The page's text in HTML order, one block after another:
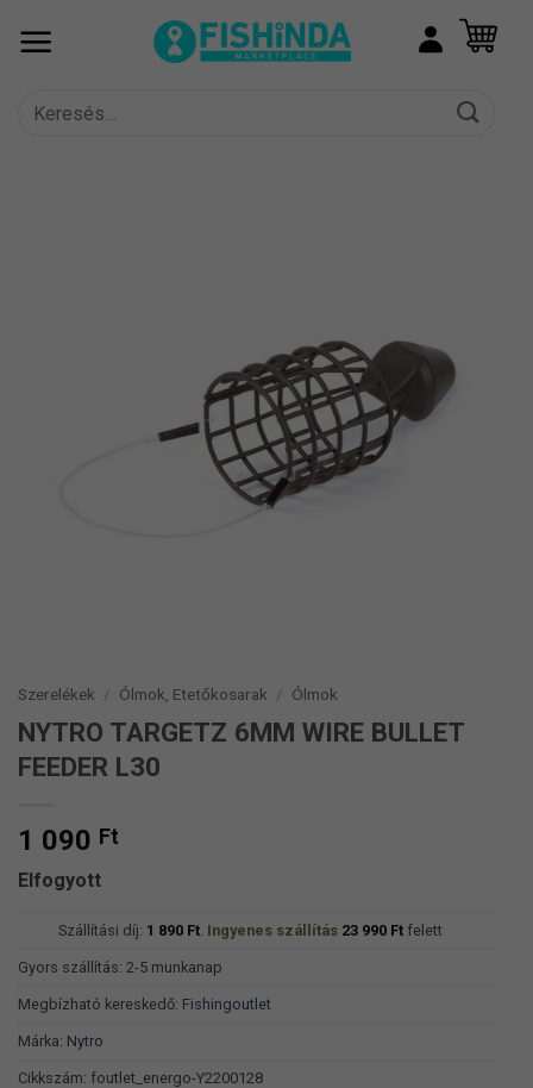
Keresés
Szerelékek / Ólmok, Etetőkosarak / Ólmok
NYTRO TARGETZ 6MM WIRE BULLET
FEEDER L30
1 090 Ft
Elfogyott
Szállítási díj: 1 890 Ft. Ingyenes szállítás 23 990 Ftfelett
Gyors szállítás: 2-5 munkanap
Megbízható kereskedő: Fishingoutlet
Márka: Nytro
Cikkszám: foutlet_energo-Y2200128